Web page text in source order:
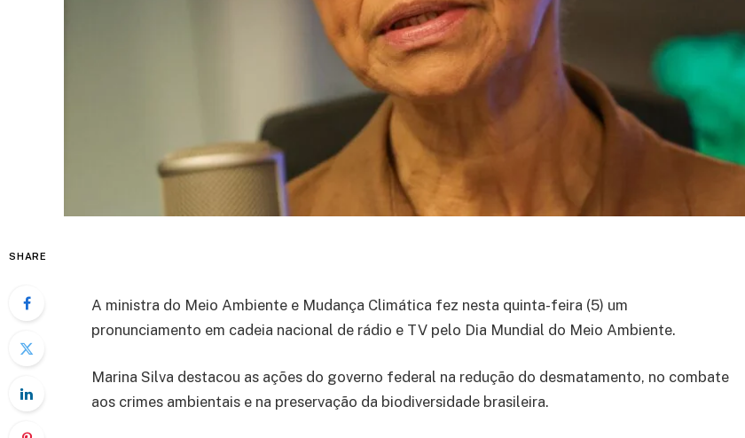
SHARE
A ministra do Meio Ambiente e Mudança Climática fez nesta quinta-feira (5) um
pronunciamento em cadeia nacional de rádio e TV pelo Dia Mundial do Meio Ambiente.
Marina Silva destacou as ações do governo federal na redução do desmatamento, no combate
aos crimes ambientais e na preservação da biodiversidade brasileira.